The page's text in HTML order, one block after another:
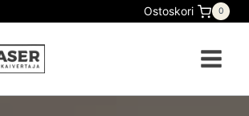
Ostoskori 0